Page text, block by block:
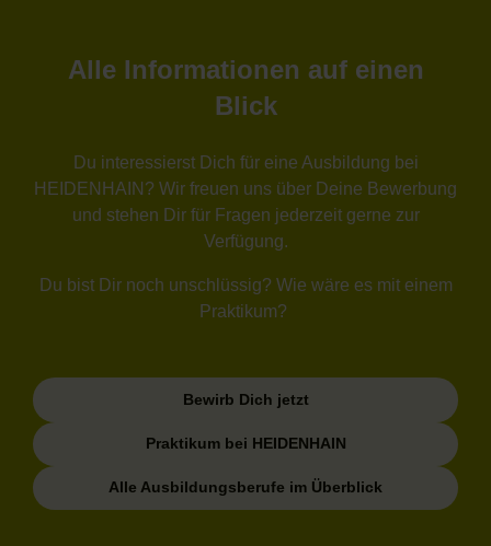
Alle Informationen auf einen
Blick
Du interessierst Dich für eine Ausbildung bei
HEIDENHAIN? Wir freuen uns über Deine Bewerbung
und stehen Dir für Fragen jederzeit gerne zur
Verfügung.
Du bist Dir noch unschlüssig? Wie wäre es mit einem
Praktikum?
Bewirb Dich jetzt
Praktikum bei HEIDENHAIN
Alle Ausbildungsberufe im Überblick